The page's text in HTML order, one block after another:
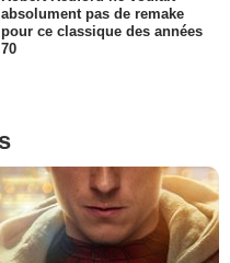
absolument pas de remake
pour ce classique des années
70